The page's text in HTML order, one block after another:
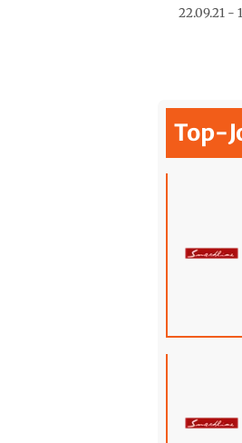
22.09.21 -
Top-